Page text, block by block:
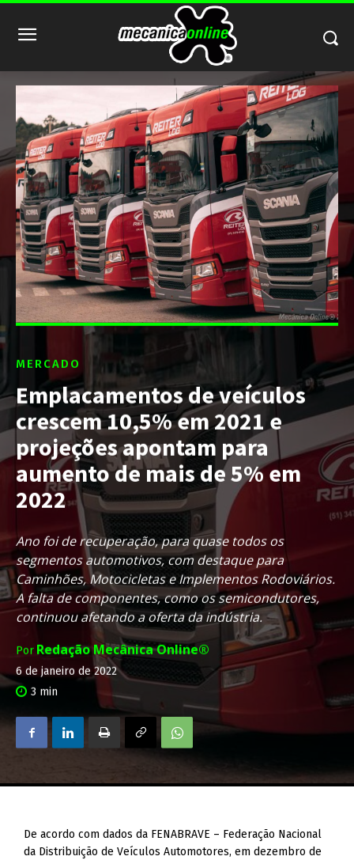
MERCADO
Emplacamentos de veículos
crescem 10,5% em 2021 e
projeções apontam para
aumento de mais de 5% em
2022
Ano foi de recuperação, para quase todos os
segmentos automotivos, com destaque para
Caminhões, Motocicletas e Implementos Rodoviários.
A falta de componentes, como os semicondutores,
continuou afetando a oferta da indústria.
Por Redação Mecânica Online®
6 de janeiro de 2022
3 min
De acordo com dados da FENABRAVE – Federação Nacional
da Distribuição de Veículos Automotores, em dezembro de